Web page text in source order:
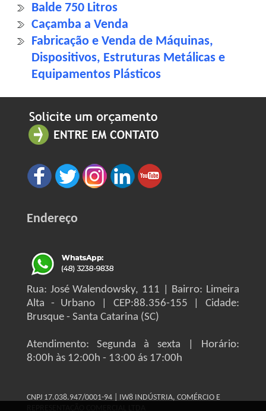
Balde 750 Litros
Caçamba a Venda
Fabricação e Venda de Máquinas,
Dispositivos, Estruturas Metálicas e
Equipamentos Plásticos
Endereço
Rua: José Walendowsky, 111 | Bairro: Limeira
Alta - Urbano | CEP:88.356-155 | Cidade:
Brusque - Santa Catarina (SC)
Atendimento: Segunda à sexta | Horário:
8:00h às 12:00h - 13:00 ás 17:00h
CNPJ 17.038.947/0001-94 | IW8 INDÚSTRIA, COMÉRCIO E